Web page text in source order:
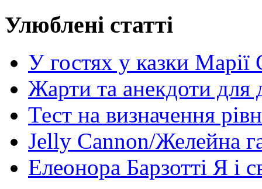
Улюблені статті
У гостях у казки
Жарти та анекдоти для
Тест на визначення
Jelly Cannon/Желейна
Елеонора Барзотті Я і